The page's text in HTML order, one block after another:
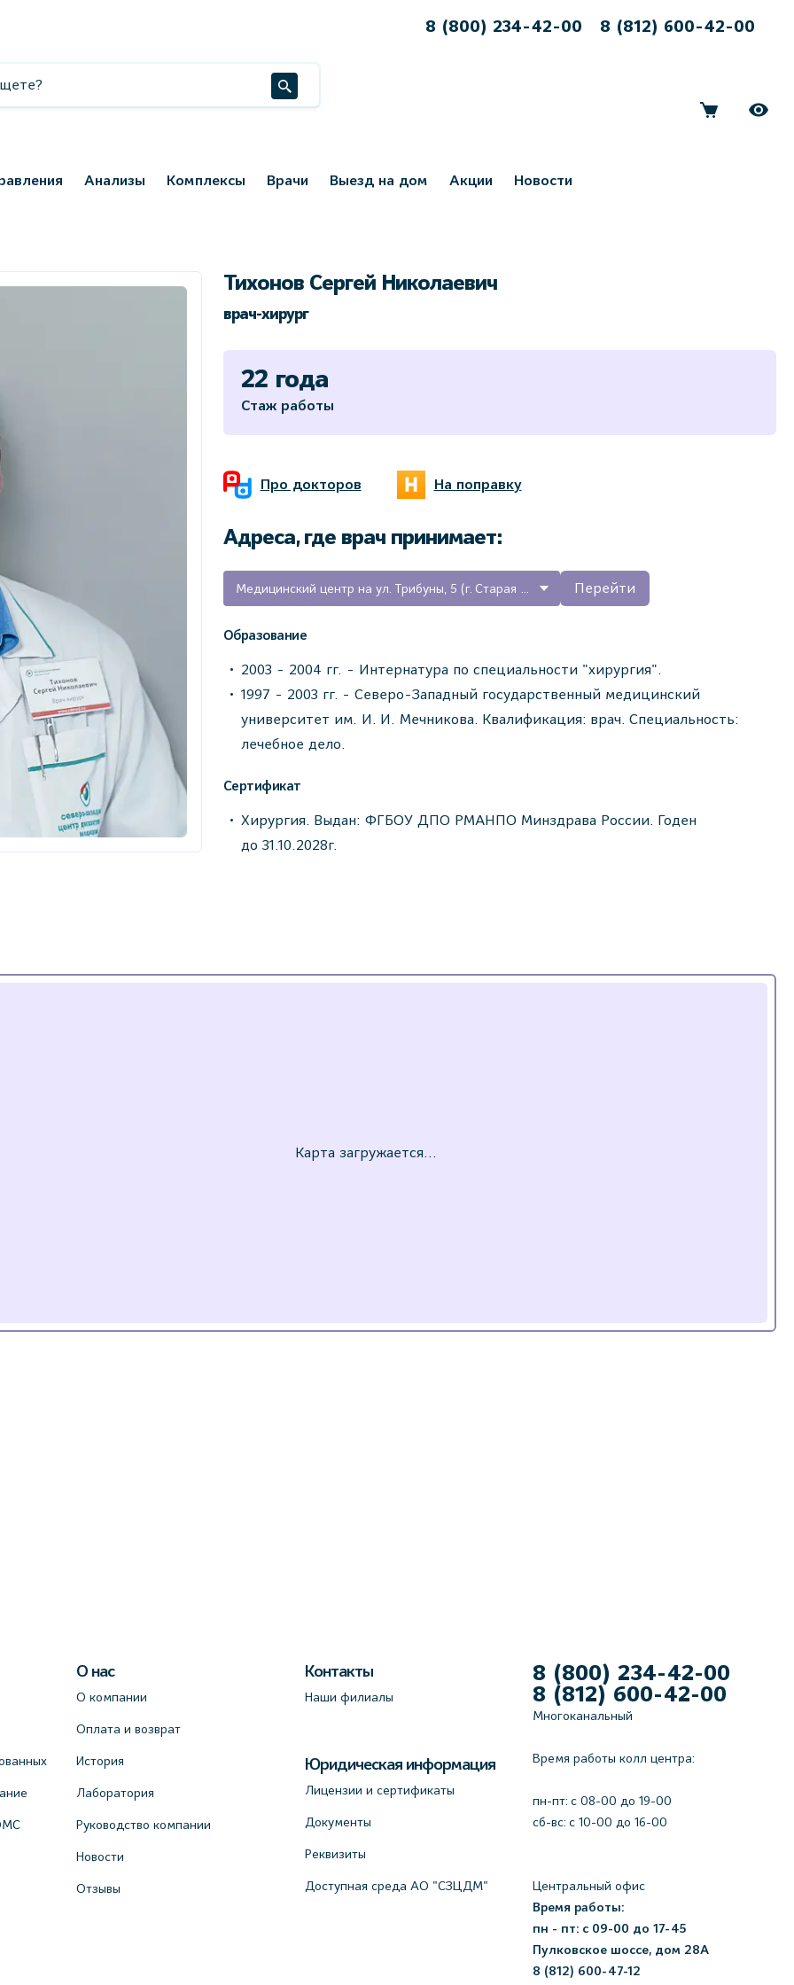
8 (800) 234-42-00 8 (812) 600-42-00
Анализы Комплексы Врачи Выезд на дом Акции Новости
Тихонов Сергей Николаевич
врач-хирург
22 года
Стаж работы
Про докторов На поправку
Адреса, где врач принимает:
Медицинский центр на ул. Трибуны, 5 (г. Старая Русса) Перейти
Образование
2003 - 2004 гг. - Интернатура по специальности "хирургия".
1997 - 2003 гг. - Северо-Западный государственный медицинский
университет им. И. И. Мечникова. Квалификация: врач. Специальность:
лечебное дело.
Сертификат
Хирургия. Выдан: ФГБОУ ДПО РМАНПО Минздрава России. Годен
до 31.10.2028г.
О нас
О компании
Оплата и возврат
История
Лаборатория
Руководство компании
Новости
Отзывы
Контакты
Наши филиалы
Юридическая информация
Лицензии и сертификаты
Документы
Реквизиты
Доступная среда АО "СЗЦДМ"
8 (800) 234-42-00
8 (812) 600-42-00
Многоканальный
Время работы колл центра:
пн-пт: c 08-00 до 19-00
сб-вс: с 10-00 до 16-00
Центральный офис
Время работы:
пн - пт: с 09-00 до 17-45
Пулковское шоссе, дом 28А
8 (812) 600-47-12